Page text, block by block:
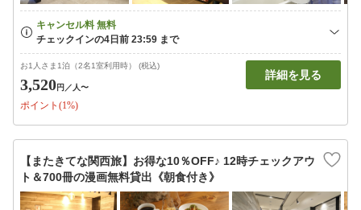
お1人さま1泊（2名1室利用時） (税込)
3,520円 ／人〜
ポイント(1%)
詳細を見る
【またきてな関西旅】お得な10％OFF♪ 12時チェックアウ
ト＆700冊の漫画無料貸出《朝食付き》